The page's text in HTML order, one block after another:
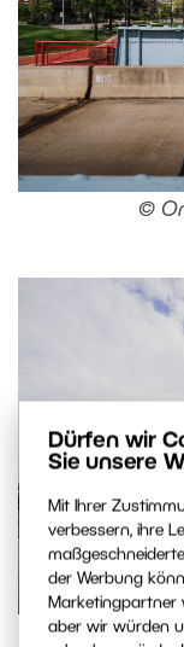
Dürfen wir
Sie unsere
Mit Ihrer
verbessern, ihre
der Werbung
Marketingpartner
aber wir würden
©
© Ondrej